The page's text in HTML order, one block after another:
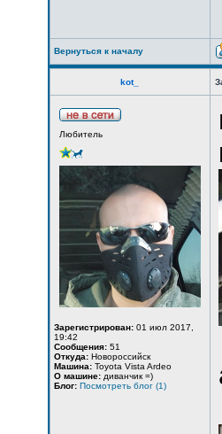
Вернуться к началу
kot_
Любитель
Зарегистрирован: 01 июл 2017,
19:42
Сообщения: 51
Откуда: Новороссийск
Машина: Toyota Vista Ardeo
О машине: диванчик =)
Блог: Посмотреть блог (1)